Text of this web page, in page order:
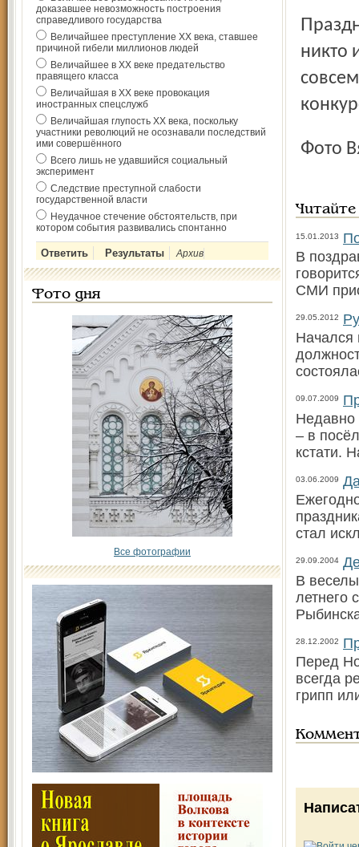
доказавшее невозможность построения
справедливого государства
Величайшее преступление ХХ века, ставшее
причиной гибели миллионов людей
Величайшее в ХХ веке предательство
правящего класса
Величайшая в ХХ веке провокация
иностранных спецслужб
Величайшая глупость ХХ века, поскольку
участники революций не осознавали последствий
ими совершённого
Всего лишь не удавшийся социальный
эксперимент
Следствие преступной слабости
государственной власти
Неудачное стечение обстоятельств, при
котором события развивались спонтанно
Архив
Фото дня
Все фотографии
Праздник удался, прошел так, как и задумывалось. И
никто
Фото
15.01.2013
В
СМИ
29.05.2012
Начался
09.07.2009
Недавно
– в
кстати.
03.06.2009
стал
29.09.2004
В
летнего
28.12.2002
Перед
всегда
грипп